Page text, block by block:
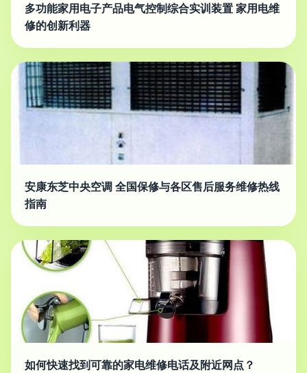
多功能家用电子产品电气控制综合实训装置 家用电维
修的创新利器
安康东芝中央空调 全国保修与各区售后服务维修热线
指南
如何快速找到可靠的家电维修电话及附近网点？